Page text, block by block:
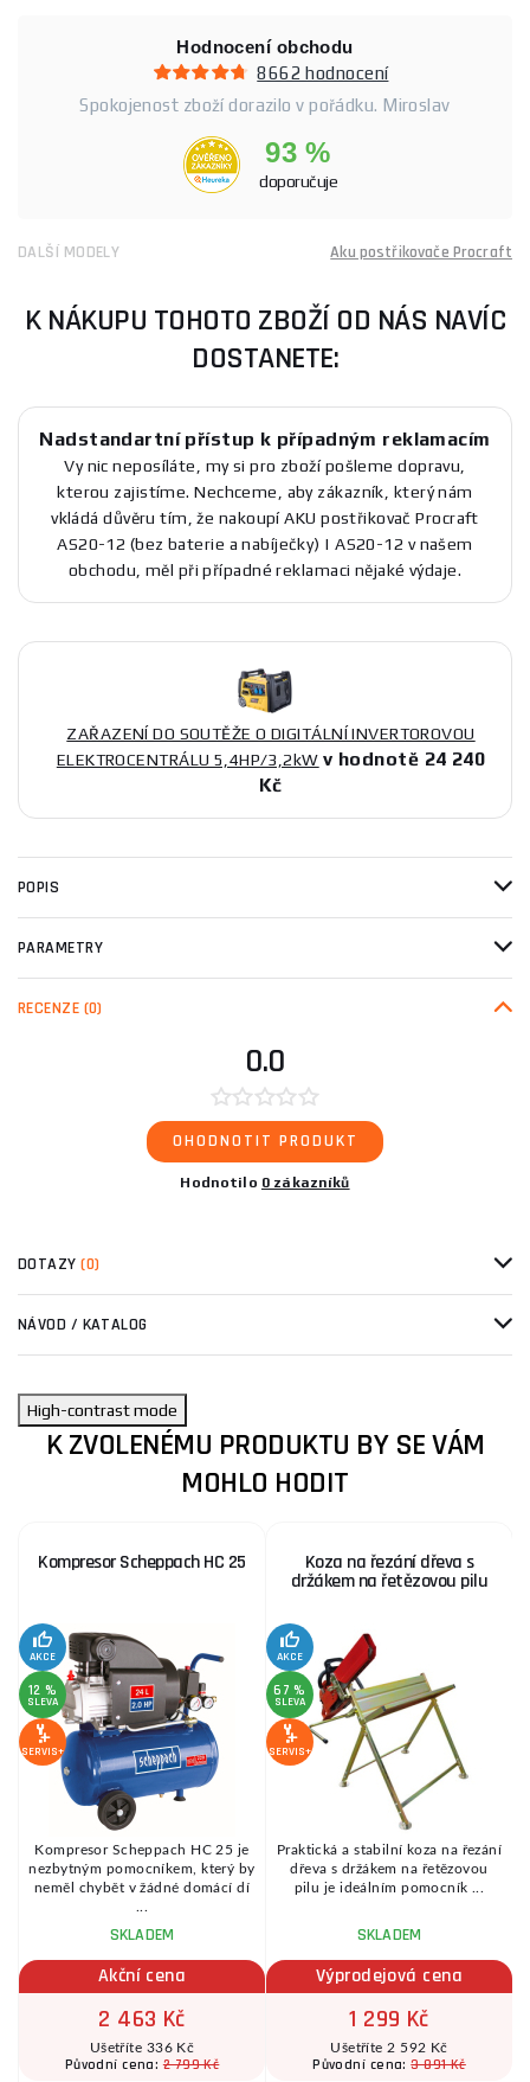
Hodnocení obchodu
8662 hodnocení
Spokojenost zboží dorazilo v pořádku. Miroslav
93 %
doporučuje
DALŠÍ MODELY Aku postřikovače Procraft
K NÁKUPU TOHOTO ZBOŽÍ OD NÁS NAVÍC
DOSTANETE:
Nadstandartní přístup k případným reklamacím
Vy nic neposíláte, my si pro zboží pošleme dopravu,
kterou zajistíme. Nechceme, aby zákazník, který nám
vkládá důvěru tím, že nakoupí AKU postřikovač Procraft
AS20-12 (bez baterie a nabíječky) | AS20-12 v našem
obchodu, měl při případné reklamaci nějaké výdaje.
ZAŘAZENÍ DO SOUTĚŽE O DIGITÁLNÍ INVERTOROVOU
ELEKTROCENTRÁLU 5,4HP/3,2kW v hodnotě 24 240
Kč
POPIS
PARAMETRY
RECENZE (0)
0.0
OHODNOTIT PRODUKT
Hodnotilo 0 zákazníků
DOTAZY(0)
NÁVOD / KATALOG
High-contrast mode
K ZVOLENÉMU PRODUKTU BY SE VÁM
MOHLO HODIT
Kompresor Scheppach HC 25
AKCE
12 %
SLEVA
SERVIS+
Kompresor Scheppach HC 25 je
nezbytným pomocníkem, který by
neměl chybět v žádné domácí dí
SKLADEM
Akční cena
2 463 Kč
Ušetříte 336 Kč
Původní cena:2 799 Kč
Koza na řezání dřeva s
držákem na řetězovou pilu
AKCE
67 %
SLEVA
SERVIS+
Praktická a stabilní koza na řezání
dřeva s držákem na řetězovou
pilu je ideálním pomocník ...
SKLADEM
Výprodejová cena
1 299 Kč
Ušetříte 2 592 Kč
Původní cena:3 891 Kč